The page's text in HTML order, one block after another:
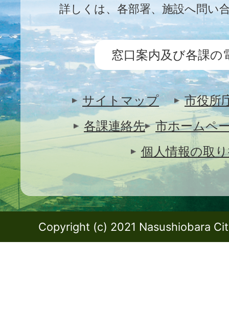
詳しくは、各部署、施設へ問い
窓口案内及び各課の
サイトマップ
市役所
各課連絡先
市ホームペ
個人情報の取
Copyright (c) 2021 Nasushiobara